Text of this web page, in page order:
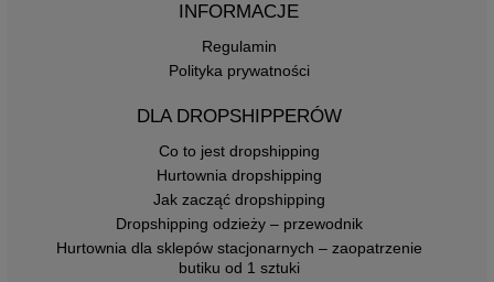
INFORMACJE
Regulamin
Polityka prywatności
DLA DROPSHIPPERÓW
Co to jest dropshipping
Hurtownia dropshipping
Jak zacząć dropshipping
Dropshipping odzieży – przewodnik
Hurtownia dla sklepów stacjonarnych – zaopatrzenie
butiku od 1 sztuki